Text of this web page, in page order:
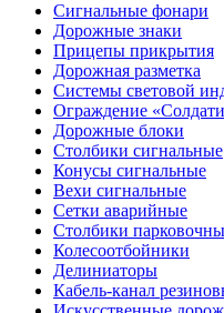
Сигнальные фонари
Дорожные знаки
Прицепы прикрытия
Дорожная разметка
Системы световой
Ограждение
Дорожные блоки
Столбики сигнальные
Конусы сигнальные
Вехи сигнальные
Сетки аварийные
Столбики
Колесоотбойники
Делиниаторы
Кабель-канал